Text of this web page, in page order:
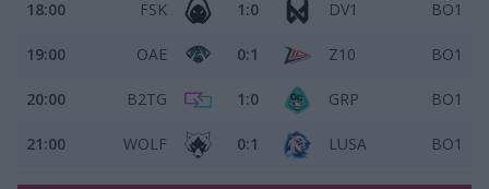
18:00
FSK 1:0 DV1 BO1
19:00 OAE 0:1 Z10 BO1
20:00 B2TG 1:0 GRP BO1
21:00 WOLF 0:1 LUSA BO1